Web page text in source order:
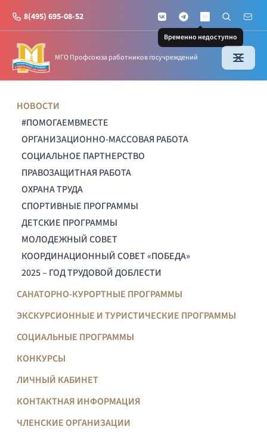
8(495) 695-08-52 VKontakteTelegramMAX
Временно недоступно
Поиск по
Почта
МГО Профсоюза работников госучреждений
НОВОСТИ
#ПОМОГАЕМВМЕСТЕ
ОРГАНИЗАЦИОННО-МАССОВАЯ РАБОТА
СОЦИАЛЬНОЕ ПАРТНЕРСТВО
ПРАВОЗАЩИТНАЯ РАБОТА
ОХРАНА ТРУДА
СПОРТИВНЫЕ ПРОГРАММЫ
ДЕТСКИЕ ПРОГРАММЫ
МОЛОДЕЖНЫЙ СОВЕТ
КООРДИНАЦИОННЫЙ СОВЕТ «ПОБЕДА»
2025 – ГОД ТРУДОВОЙ ДОБЛЕСТИ
САНАТОРНО-КУРОРТНЫЕ ПРОГРАММЫ
ЭКСКУРСИОННЫЕ И ТУРИСТИЧЕСКИЕ ПРОГРАММЫ
СОЦИАЛЬНЫЕ ПРОГРАММЫ
КОНКУРСЫ
ЛИЧНЫЙ КАБИНЕТ
КОНТАКТНАЯ ИНФОРМАЦИЯ
ЧЛЕНСКИЕ ОРГАНИЗАЦИИ